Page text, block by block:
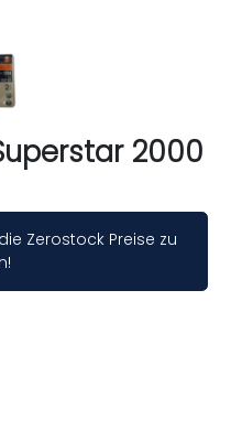
2000
Zerostock Preise zu